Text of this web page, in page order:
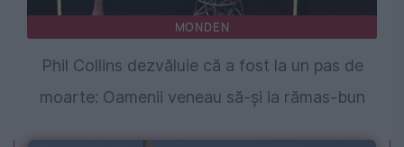
MONDEN
Phil Collins dezvăluie că a fost la un pas de
moarte: Oamenii veneau să-și ia rămas-bun